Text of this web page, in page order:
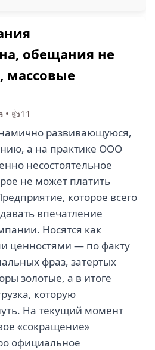
обещания не
массовые
• 👍11
развивающуюся,
а на практике ООО
несостоятельное
не может платить
которое всего
впечатление
Носятся как
ценностями — по факту
фраз, затертых
золотые, а в итоге
которую
На текущий момент
«сокращение»
официальное